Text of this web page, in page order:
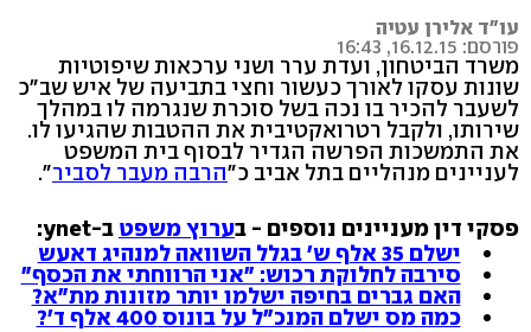
עו"ד אלירן עטיה
פורסם: 16.12.15, 16:43
משרד הביטחון, ועדת ערר ושני ערכאות שיפוטיות
שונות עסקו לאורך כעשור וחצי בתביעה של איש שב"כ
לשעבר להכיר בו נכה בשל סוכרת שנגרמה לו במהלך
שירותו, ולקבל רטרואקטיבית את ההטבות שהגיעו לו.
את התמשכות הפרשה הגדיר לבסוף בית המשפט
לעניינים מנהליים בתל אביב כ"הרבה מעבר לסביר".
פסקי דין מעניינים נוספים - בערוץ משפט ב-ynet:
ישלם 35 אלף ש' בגלל השוואה למנהיג דאעש
סירבה לחלוקת רכוש: "אני הרווחתי את הכסף"
האם גברים בחיפה ישלמו יותר מזונות מת"א?
כמה מס ישלם המנכ"ל על בונוס 400 אלף ד'?